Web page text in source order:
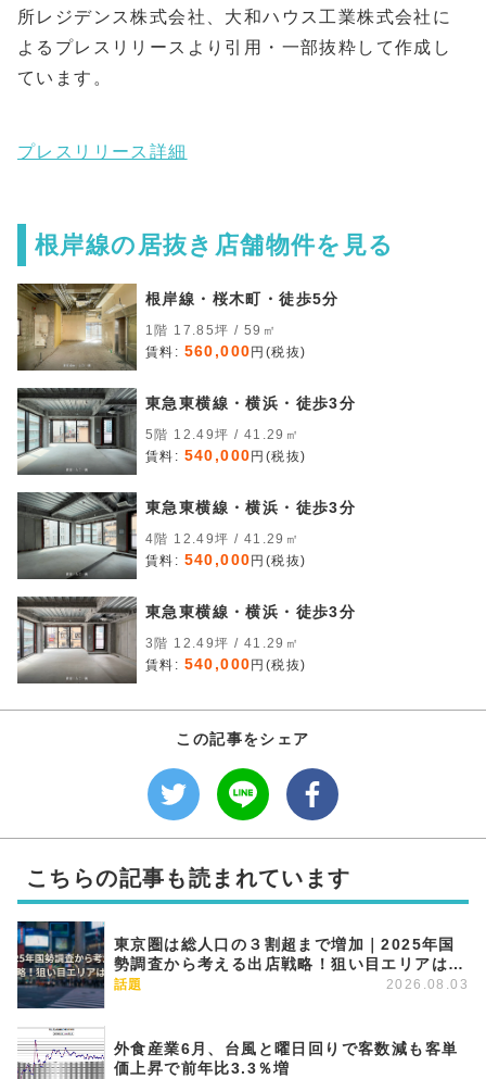
所レジデンス株式会社、大和ハウス工業株式会社に
よるプレスリリースより引用・一部抜粋して作成し
ています。
プレスリリース詳細
根岸線の居抜き店舗物件を見る
根岸線・桜木町・徒歩5分
1階 17.85坪 / 59㎡
賃料: 560,000 円(税抜)
東急東横線・横浜・徒歩3分
5階 12.49坪 / 41.29㎡
賃料: 540,000 円(税抜)
東急東横線・横浜・徒歩3分
4階 12.49坪 / 41.29㎡
賃料: 540,000 円(税抜)
東急東横線・横浜・徒歩3分
3階 12.49坪 / 41.29㎡
賃料: 540,000 円(税抜)
この記事をシェア
こちらの記事も読まれています
東京圏は総人口の３割超まで増加｜2025年国
勢調査から考える出店戦略！狙い目エリアはど
こか
話題 2026.08.03
外食産業6月、台風と曜日回りで客数減も客単
価上昇で前年比3.3％増